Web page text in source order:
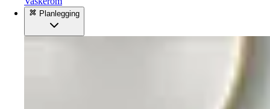
Planlegging